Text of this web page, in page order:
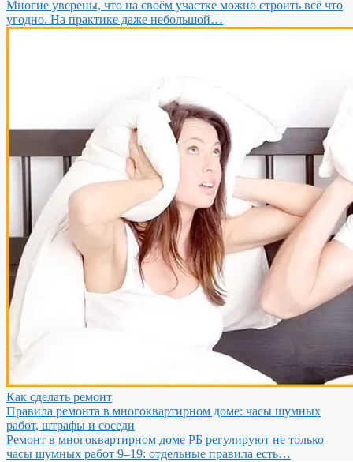
Многие уверены, что на своём участке можно строить всё что
угодно. На практике даже небольшой…
Как сделать ремонт
Правила ремонта в многоквартирном доме: часы шумных
работ, штрафы и соседи
Ремонт в многоквартирном доме РБ регулируют не только
часы шумных работ 9–19: отдельные правила есть…